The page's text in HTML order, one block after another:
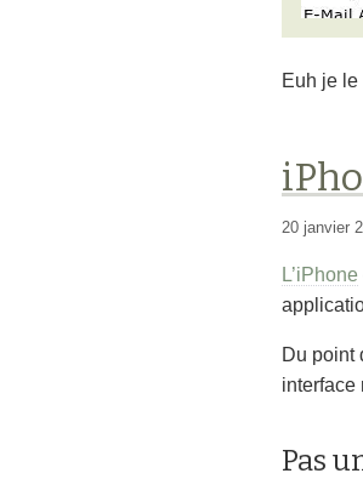
Euh je
20 janvier
L’iPhone
Du point
interface
Pas